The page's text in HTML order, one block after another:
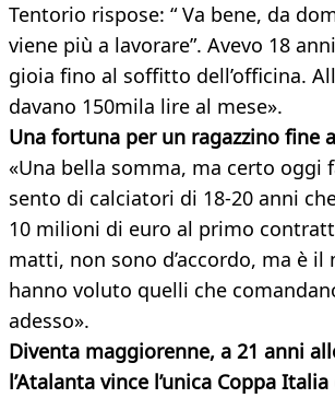
Tentorio rispose: “ Va bene, da
viene più a lavorare”. Avevo 18
gioia fino al soffitto dell’officina.
davano 150mila lire al mese».
Una fortuna per un ragazzino fine
«Una bella somma, ma certo oggi
sento di calciatori di 18-20 anni
10 milioni di euro al primo
matti, non sono d’accordo, ma è il
hanno voluto quelli che
adesso».
Diventa maggiorenne, a 21 anni
l’Atalanta vince l’unica Coppa